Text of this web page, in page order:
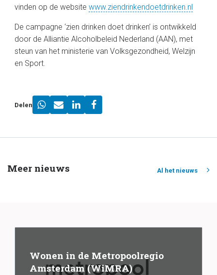
vinden op de website www.ziendrinkendoetdrinken.nl
De campagne ‘zien drinken doet drinken’ is ontwikkeld
door de Alliantie Alcoholbeleid Nederland (AAN), met
steun van het ministerie van Volksgezondheid, Welzijn
en Sport.
Delen
Meer nieuws Al het nieuws
Wonen in de Metropoolregio
Amsterdam (WiMRA)